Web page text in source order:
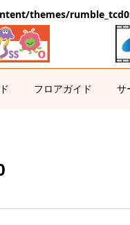
themes/
フロアガイド サ